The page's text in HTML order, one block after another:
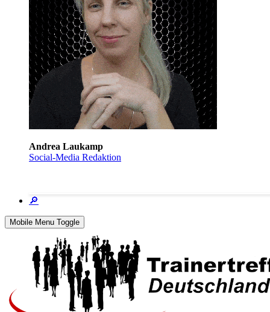
Andrea Laukamp
Social-Media Redaktion
🔎
Mobile Menu Toggle